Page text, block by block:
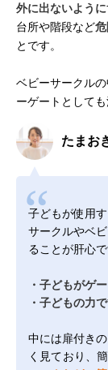
外に出ないように
台所や階段など
とです。
ベビーサークル
ーゲートとして
たまお
子どもが使用
サークルやベ
ることが肝心で
・子どもがゲ
・子どもの力
中には扉付き
く見ており、